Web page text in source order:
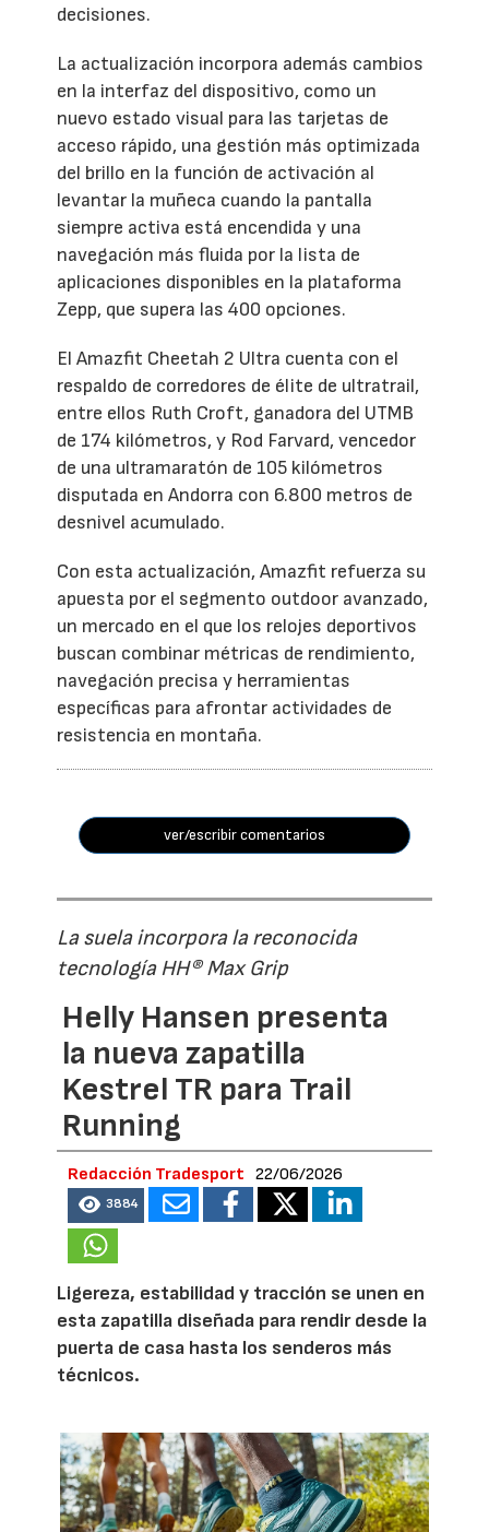
decisiones.
La actualización incorpora además cambios
en la interfaz del dispositivo, como un
nuevo estado visual para las tarjetas de
acceso rápido, una gestión más optimizada
del brillo en la función de activación al
levantar la muñeca cuando la pantalla
siempre activa está encendida y una
navegación más fluida por la lista de
aplicaciones disponibles en la plataforma
Zepp, que supera las 400 opciones.
El Amazfit Cheetah 2 Ultra cuenta con el
respaldo de corredores de élite de ultratrail,
entre ellos Ruth Croft, ganadora del UTMB
de 174 kilómetros, y Rod Farvard, vencedor
de una ultramaratón de 105 kilómetros
disputada en Andorra con 6.800 metros de
desnivel acumulado.
Con esta actualización, Amazfit refuerza su
apuesta por el segmento outdoor avanzado,
un mercado en el que los relojes deportivos
buscan combinar métricas de rendimiento,
navegación precisa y herramientas
específicas para afrontar actividades de
resistencia en montaña.
ver/escribir comentarios
La suela incorpora la reconocida
tecnología HH® Max Grip
Helly Hansen presenta
la nueva zapatilla
Kestrel TR para Trail
Running
Redacción Tradesport 22/06/2026
3884
Ligereza, estabilidad y tracción se unen en
esta zapatilla diseñada para rendir desde la
puerta de casa hasta los senderos más
técnicos.